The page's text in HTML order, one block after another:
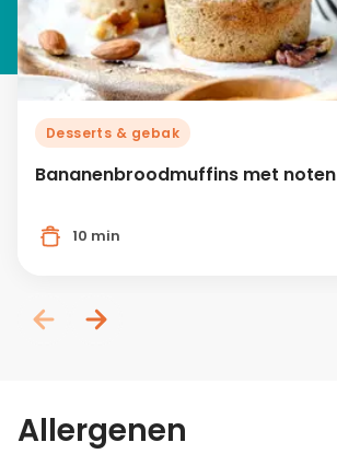
Desserts & gebak
Bananenbroodmuffins met noten
10 min
Allergenen